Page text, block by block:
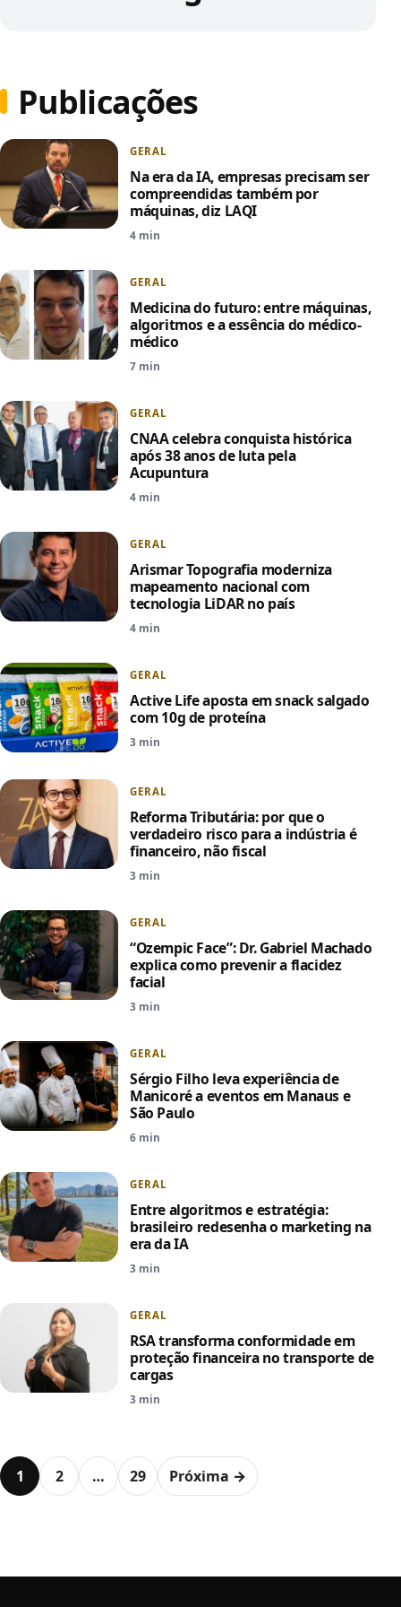
Publicações
GERAL
Na era da IA, empresas precisam ser
compreendidas também por
máquinas, diz LAQI
4 min
GERAL
Medicina do futuro: entre máquinas,
algoritmos e a essência do médico-
médico
7 min
GERAL
CNAA celebra conquista histórica
após 38 anos de luta pela
Acupuntura
4 min
GERAL
Arismar Topografia moderniza
mapeamento nacional com
tecnologia LiDAR no país
4 min
GERAL
Active Life aposta em snack salgado
com 10g de proteína
3 min
GERAL
Reforma Tributária: por que o
verdadeiro risco para a indústria é
financeiro, não fiscal
3 min
GERAL
“Ozempic Face”: Dr. Gabriel Machado
explica como prevenir a flacidez
facial
3 min
GERAL
Sérgio Filho leva experiência de
Manicoré a eventos em Manaus e
São Paulo
6 min
GERAL
Entre algoritmos e estratégia:
brasileiro redesenha o marketing na
era da IA
3 min
GERAL
RSA transforma conformidade em
proteção financeira no transporte de
cargas
3 min
Paginação de posts
1 2 … 29 Próxima →